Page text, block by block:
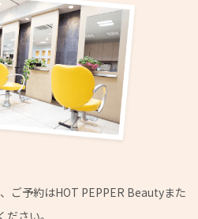
ご予約はHOT PEPPER Beautyまた
さい。